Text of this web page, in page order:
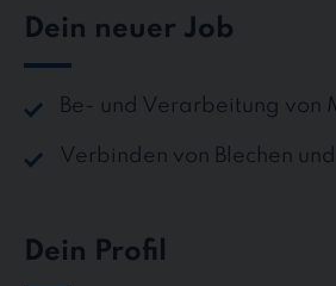
Dein neuer Job
Be- und Verarbeitung von
Verbinden von Blechen
Dein Profil